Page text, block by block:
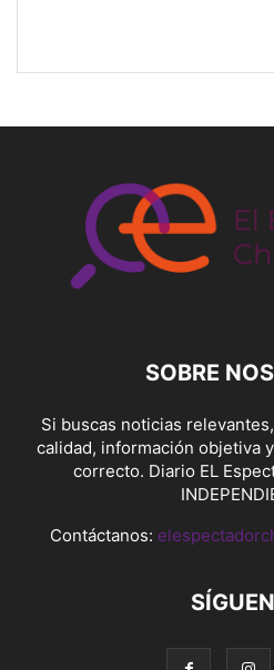
SOBRE
Si buscas noticias
calidad, información objetiva
correcto. Diario EL
Contáctanos: